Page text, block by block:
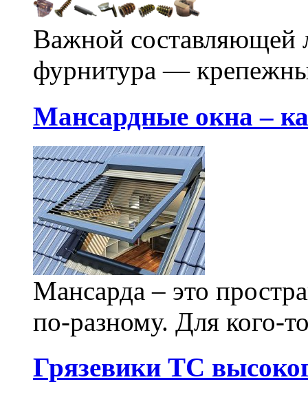
Важной составляющей
фурнитура —
Мансардные окна –
Мансарда – это
по-разному. Для кого-
Грязевики ТС